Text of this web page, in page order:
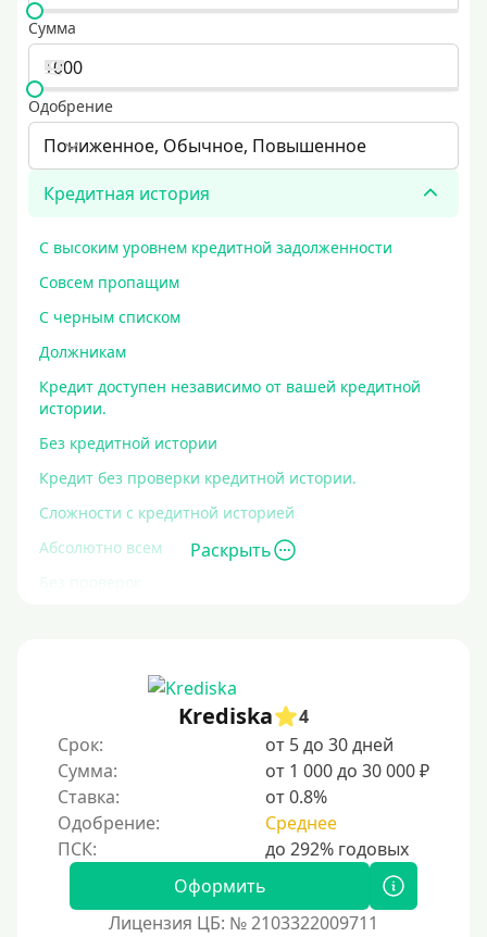
Сумма
Одобрение
Пониженное, Обычное, Повышенное
Кредитная история
С высоким уровнем кредитной задолженности
Совсем пропащим
С черным списком
Должникам
Кредит доступен независимо от вашей кредитной
истории.
Без кредитной истории
Кредит без проверки кредитной истории.
Сложности с кредитной историей
Абсолютно всем
Без проверок
На карту без отказа
Залог
Под залог ПТС
Без залога
Под залог
Раскрыть
Krediska
4
Срок:
от 5 до 30 дней
Сумма:
от 1 000 до 30 000 ₽
Ставка:
от 0.8%
Одобрение:
Среднее
Оформить
Лицензия ЦБ: № 2103322009711